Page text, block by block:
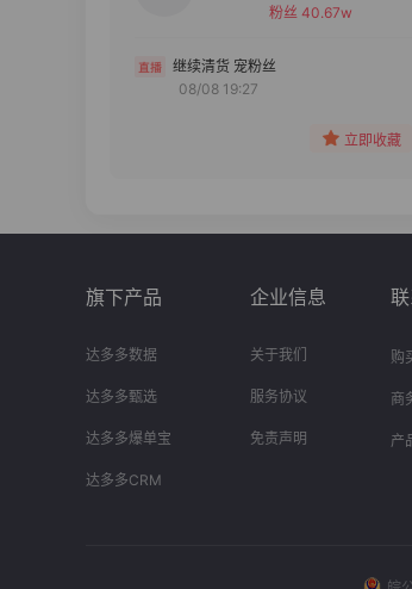
备注
粉丝 40.67w
继续清货 宠粉丝
08/08 19:27
立即收藏
旗下产品
达多多数据
达多多甄选
达多多爆单宝
达多多CRM
企业信息
关于我们
服务协议
免责声明
购
商
产